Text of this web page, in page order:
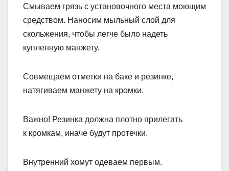
Смываем грязь с установочного места моющим
средством. Наносим мыльный слой для
скольжения, чтобы легче было надеть
купленную манжету.
Совмещаем отметки на баке и резинке,
натягиваем манжету на кромки.
Важно! Резинка должна плотно прилегать
к кромкам, иначе будут протечки.
Внутренний хомут одеваем первым.